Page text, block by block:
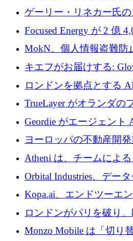
2,000 万ユーロのシード
ゲーリー・リネカー氏の
事業を開始
Focused Energy が 2 億
TrueLayer が In3 を買収
を奪還
MokN、個人情報盗難防
の成長のためにシリー
調達
キエフがお届けする:
イナで最も急速に成長す
ように拡大したか
ロンドンを拠点とする
5,000 万ドルの資金調達
TrueLayer がオランダの
収、チェックアウト時
Geordie がエージェント
ガバナンスをもたらすた
ヨーロッパの不動産開
目を向けているため、
1億ユーロを突破
Atheni は、チームによ
用を支援するために 35
Orbital Industries、デー
トラクチャ システムの
確保
Kopa.ai、エンドツーエ
用の AI エージェントを
万ユーロを調達
ロンドンがパリを破り
の座を奪還
Monzo Mobile は「切り